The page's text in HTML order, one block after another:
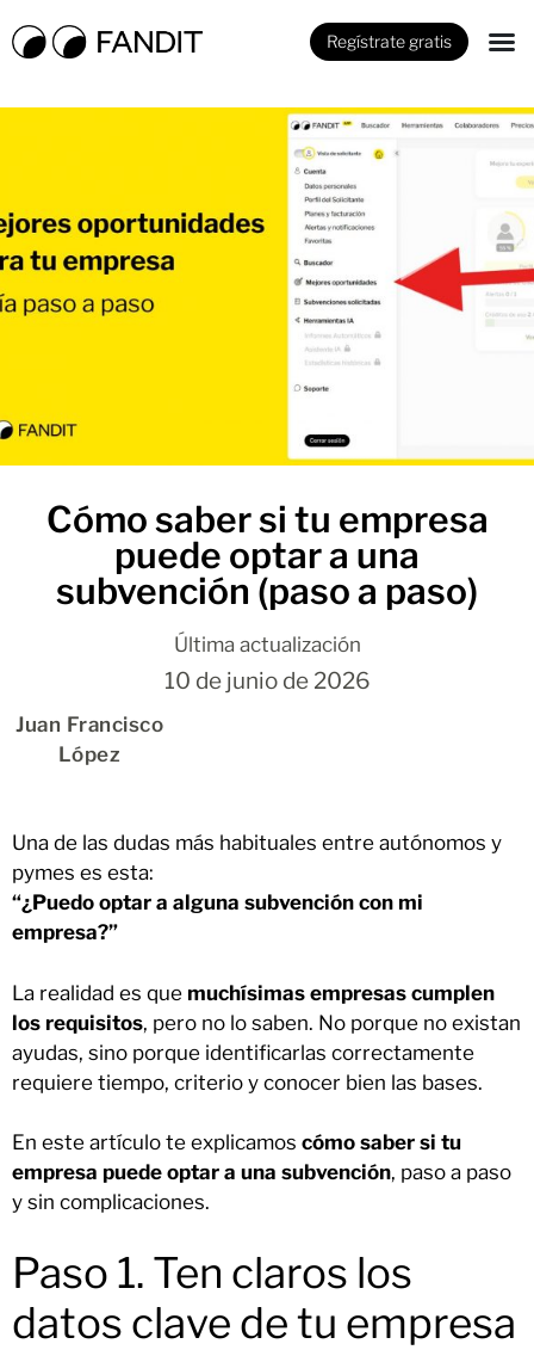
Regístrate gratis
Cómo saber si tu empresa
puede optar a una
subvención (paso a paso)
Última actualización
10 de junio de 2026
Juan Francisco
López
Una de las dudas más habituales entre autónomos y
pymes es esta:
“¿Puedo optar a alguna subvención con mi
empresa?”
La realidad es que muchísimas empresas cumplen
los requisitos, pero no lo saben. No porque no existan
ayudas, sino porque identificarlas correctamente
requiere tiempo, criterio y conocer bien las bases.
En este artículo te explicamos cómo saber si tu
empresa puede optar a una subvención, paso a paso
y sin complicaciones.
Paso 1. Ten claros los
datos clave de tu empresa